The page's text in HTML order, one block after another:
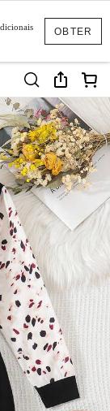
OBTER